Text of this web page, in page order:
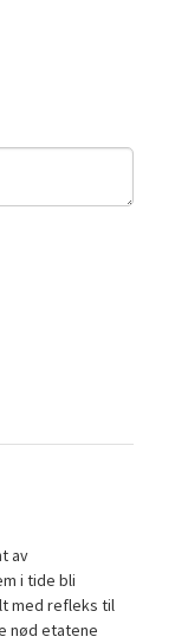
av
i tide bli
med refleks til
nød etatene